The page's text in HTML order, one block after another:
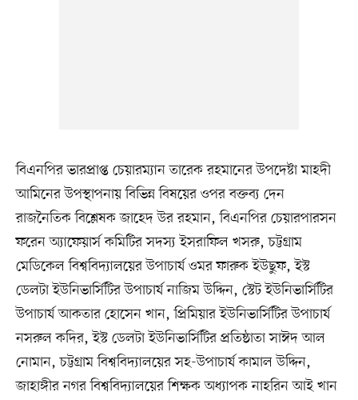
বিএনপির ভারপ্রাপ্ত চেয়ারম্যান তারেক রহমানের উপদেষ্টা মাহদী
আমিনের উপস্থাপনায় বিভিন্ন বিষয়ের ওপর বক্তব্য দেন
রাজনৈতিক বিশ্লেষক জাহেদ উর রহমান, বিএনপির চেয়ারপারসন
ফরেন অ্যাফেয়ার্স কমিটির সদস্য ইসরাফিল খসরু, চট্টগ্রাম
মেডিকেল বিশ্ববিদ্যালয়ের উপাচার্য ওমর ফারুক ইউছুফ, ইস্ট
ডেলটা ইউনিভার্সিটির উপাচার্য নাজিম উদ্দিন, স্টেট ইউনিভার্সিটির
উপাচার্য আকতার হোসেন খান, প্রিমিয়ার ইউনিভার্সিটির উপাচার্য
নসরুল কদির, ইস্ট ডেলটা ইউনিভার্সিটির প্রতিষ্ঠাতা সাঈদ আল
নোমান, চট্টগ্রাম বিশ্ববিদ্যালয়ের সহ-উপাচার্য কামাল উদ্দিন,
জাহাঙ্গীর নগর বিশ্ববিদ্যালয়ের শিক্ষক অধ্যাপক নাহরিন আই খান